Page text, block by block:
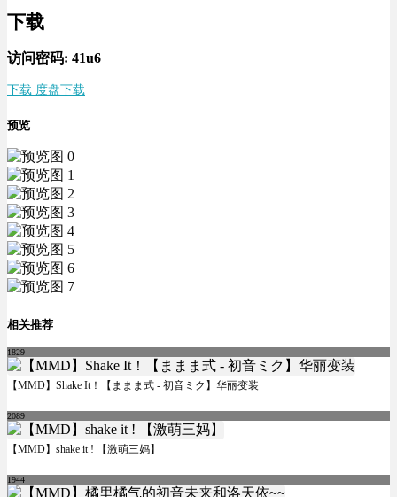
下载
访问密码: 41u6
下载 度盘下载
预览
相关推荐
1829
【MMD】Shake It！【ままま式 - 初音ミク】华丽变装
2089
【MMD】shake it ! 【激萌三妈】
1944